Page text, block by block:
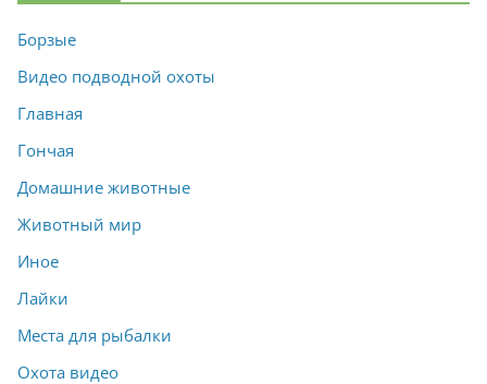
Борзые
Видео подводной охоты
Главная
Гончая
Домашние животные
Животный мир
Иное
Лайки
Места для рыбалки
Охота видео